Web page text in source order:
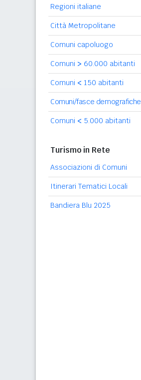
Regioni italiane
Città Metropolitane
Comuni capoluogo
Comuni > 60.000 abitanti
Comuni < 150 abitanti
Comuni/fasce demografiche
Comuni < 5.000 abitanti
Turismo in Rete
Associazioni di Comuni
Itinerari Tematici Locali
Bandiera Blu 2025